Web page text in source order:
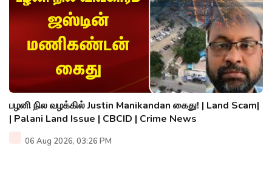
பழனி நில வழக்கில் Justin Manikandan கைது! | Land Scam|
| Palani Land Issue | CBCID | Crime News
06 Aug 2026, 03:26 PM